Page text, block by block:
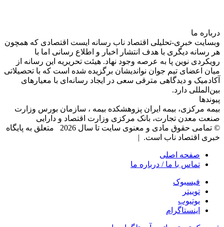
درباره‌ ما
وبسایت خبری-تحلیلی اقتصاد ناب رسانه‌ ایست اقتصادی که همچون
هر رسانه دیگری با هدف انتشار اخبار و اطلاع رسانی اما با
رویکردی نوین پا به عرصه وجود نهاد. هیئت تحریریه این رسانه از
میان اعضای تیم جوان نواندیشان برگزیده شده است که با تحصیلاتی
آکادمیک و دیدگاهی‌ مترقی سعی در ایجاد رسانه‌ای با معیار‌های
بین‌المللی دارد.
پیوندها
بیمه مرکزی، بیمه ایران پزوهشکده بیمه ، سازمان بورس وزارت
صنعت معدن تجارت، بانک مرکزی وزارت اقتصاد و دارایی
© تمامی حقوق مادی و معنوی سایت تا سال 2026 متعلق به پایگاه
خبری اقتصاد ناب است. |
صفحه اصلی
تماس با ما / درباره ما
فیسبوک
توییتر
یوتیوب
اینستاگرام